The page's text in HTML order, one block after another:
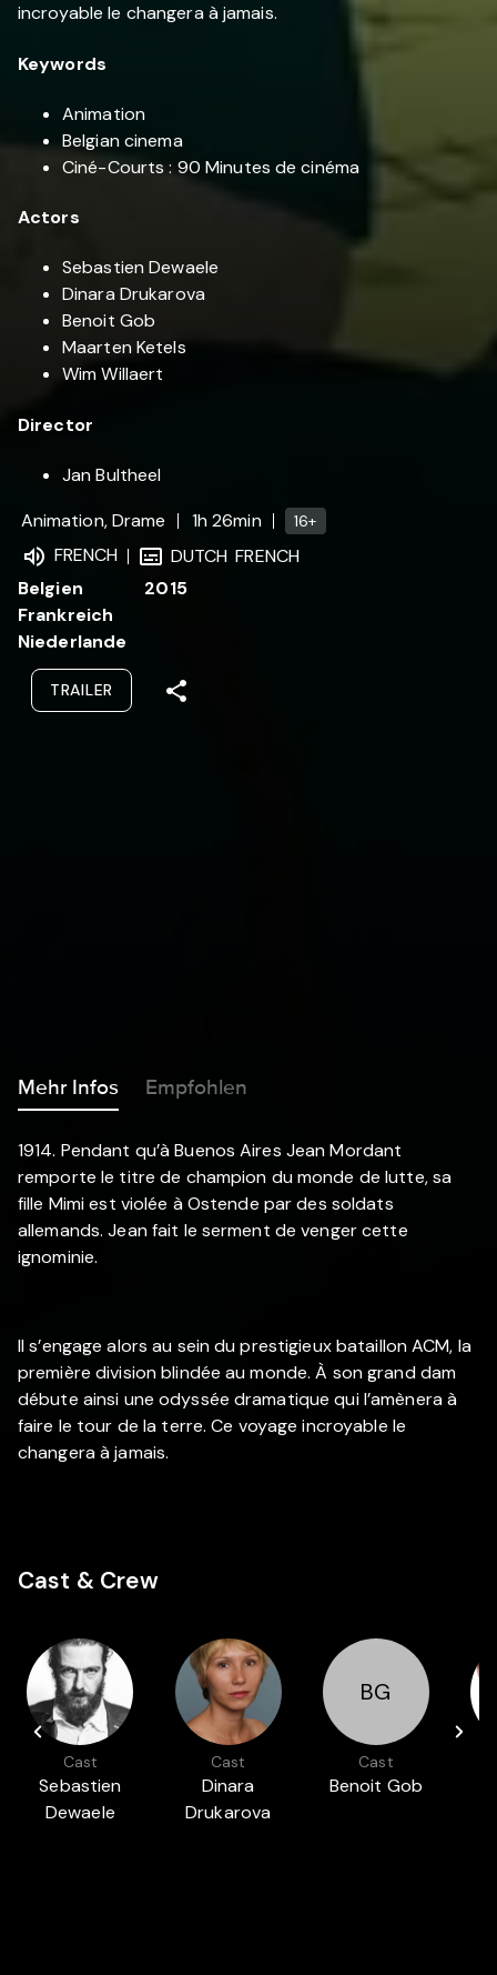
incroyable le changera à jamais.
Keywords
Animation
Belgian cinema
Ciné-Courts : 90 Minutes de cinéma
Actors
Sebastien Dewaele
Dinara Drukarova
Benoit Gob
Maarten Ketels
Wim Willaert
Director
Jan Bultheel
Animation, Drame
1h 26min 16+
FRENCH DUTCH FRENCH
Belgien
Frankreich
Niederlande
2015
TRAILER
Mehr Infos Empfohlen
1914. Pendant qu’à Buenos Aires Jean Mordant
remporte le titre de champion du monde de lutte, sa
fille Mimi est violée à Ostende par des soldats
allemands. Jean fait le serment de venger cette
ignominie.
Il s’engage alors au sein du prestigieux bataillon ACM, la
première division blindée au monde. À son grand dam
débute ainsi une odyssée dramatique qui l’amènera à
faire le tour de la terre. Ce voyage incroyable le
changera à jamais.
Cast & Crew
Cast
Sebastien
Dewaele
Cast
Dinara
Drukarova
BG
Cast
Benoit Gob